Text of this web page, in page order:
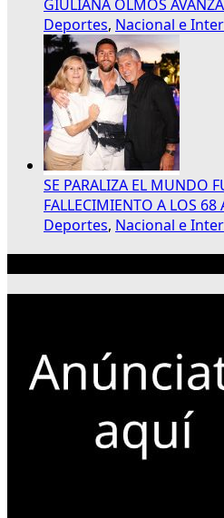
GIULIANA OLMOS
Deportes, Nacional e
SE PARALIZA EL MUNDO
FALLECIMIENTO A LOS 68
Deportes, Nacional e